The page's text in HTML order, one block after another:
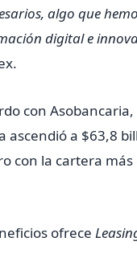
algo que
digital e
con
ascendió a $63,8
con la cartera
ofrece